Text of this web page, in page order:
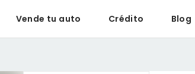
Vende tu auto Crédito Blog